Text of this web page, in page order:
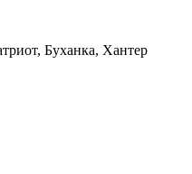
Буханка, Хантер